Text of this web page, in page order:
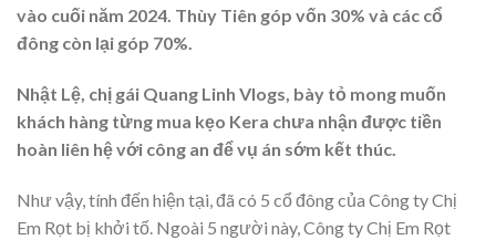
vào cuối năm 2024. Thùy Tiên góp vốn 30% và các cổ
đông còn lại góp 70%.
Nhật Lệ, chị gái Quang Linh Vlogs, bày tỏ mong muốn
khách hàng từng mua kẹo Kera chưa nhận được tiền
hoàn liên hệ với công an để vụ án sớm kết thúc.
Như vậy, tính đến hiện tại, đã có 5 cổ đông của Công ty Chị
Em Rọt bị khởi tố. Ngoài 5 người này, Công ty Chị Em Rọt